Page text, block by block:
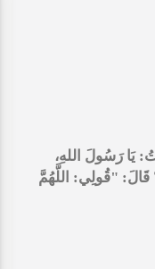
يَا رَسُولَ اللهِ،
قَالَ: "قُولِي: اللَّهُمَّ